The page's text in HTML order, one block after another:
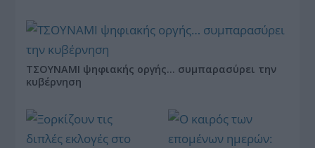
ΤΣΟΥΝΑΜΙ ψηφιακής οργής… συμπαρασύρει την
κυβέρνηση